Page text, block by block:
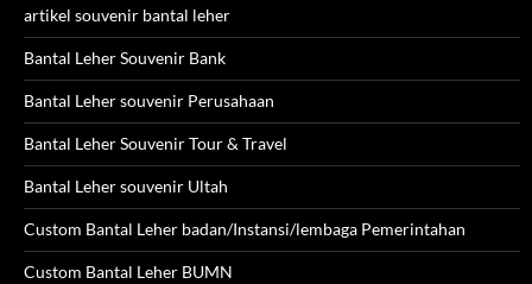
artikel souvenir bantal leher
Bantal Leher Souvenir Bank
Bantal Leher souvenir Perusahaan
Bantal Leher Souvenir Tour & Travel
Bantal Leher souvenir Ultah
Custom Bantal Leher badan/Instansi/lembaga Pemerintahan
Custom Bantal Leher BUMN